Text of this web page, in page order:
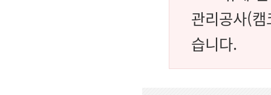
관리공사(
습니다.